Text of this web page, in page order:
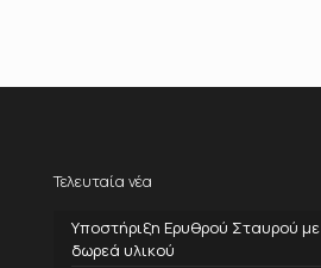
Τελευταία νέα
Υποστήριξη Ερυθρού Σταυρού με
δωρεά υλικού